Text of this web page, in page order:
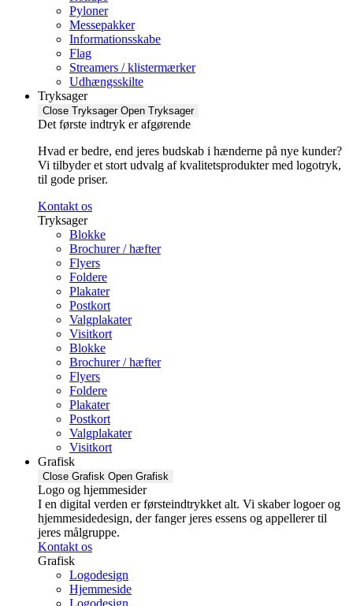
Pyloner
Messepakker
Informationsskabe
Flag
Streamers / klistermærker
Udhængsskilte
Tryksager
Close Tryksager Open Tryksager
Det første indtryk er afgørende
Hvad er bedre, end jeres budskab i hænderne på nye kunder?
Vi tilbyder et stort udvalg af kvalitetsprodukter med logotryk,
til gode priser.
Kontakt os
Tryksager
Blokke
Brochurer / hæfter
Flyers
Foldere
Plakater
Postkort
Valgplakater
Visitkort
Blokke
Brochurer / hæfter
Flyers
Foldere
Plakater
Postkort
Valgplakater
Visitkort
Grafisk
Close Grafisk Open Grafisk
Logo og hjemmesider
I en digital verden er førsteindtrykket alt. Vi skaber logoer og
hjemmesidedesign, der fanger jeres essens og appellerer til
jeres målgruppe.
Kontakt os
Grafisk
Logodesign
Hjemmeside
Logodesign